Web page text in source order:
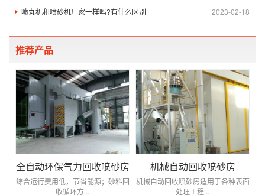
2023-02-18
喷丸机和喷砂机厂家一样吗?有什么区别
推荐产品
全自动环保气力回收喷砂房
综合运行费用低，节省能源；砂料回
收循环方...
机械自动回收喷砂房
机械自动回收喷砂房适用于各种表面
处理工程...